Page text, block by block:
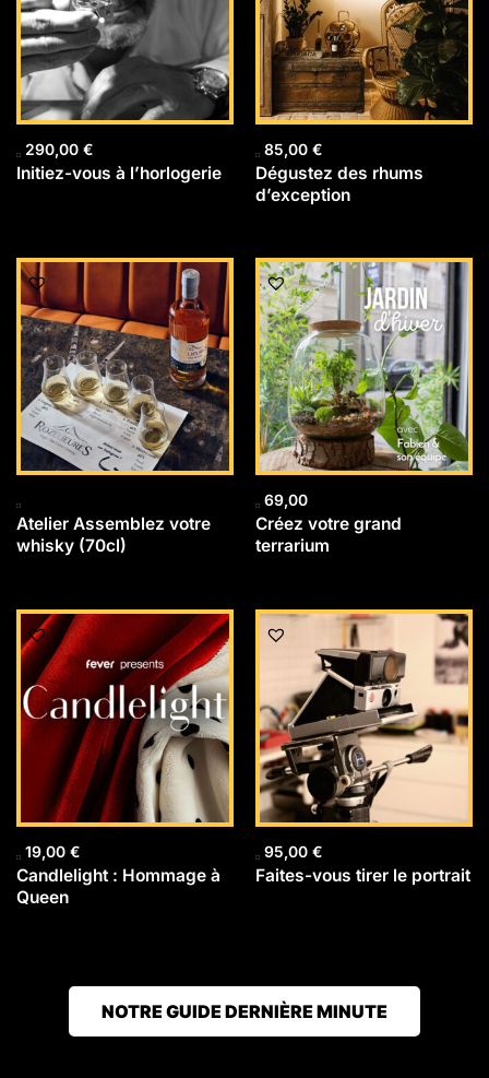
290,00 €
Initiez-vous à l’horlogerie
85,00 €
Dégustez des rhums
d’exception
Atelier Assemblez votre
whisky (70cl)
69,00
Créez votre grand
terrarium
19,00 €
Candlelight : Hommage à
Queen
95,00 €
Faites-vous tirer le portrait
NOTRE GUIDE DERNIÈRE MINUTE